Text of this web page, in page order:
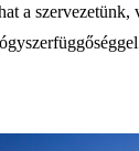
a szervezetünk,